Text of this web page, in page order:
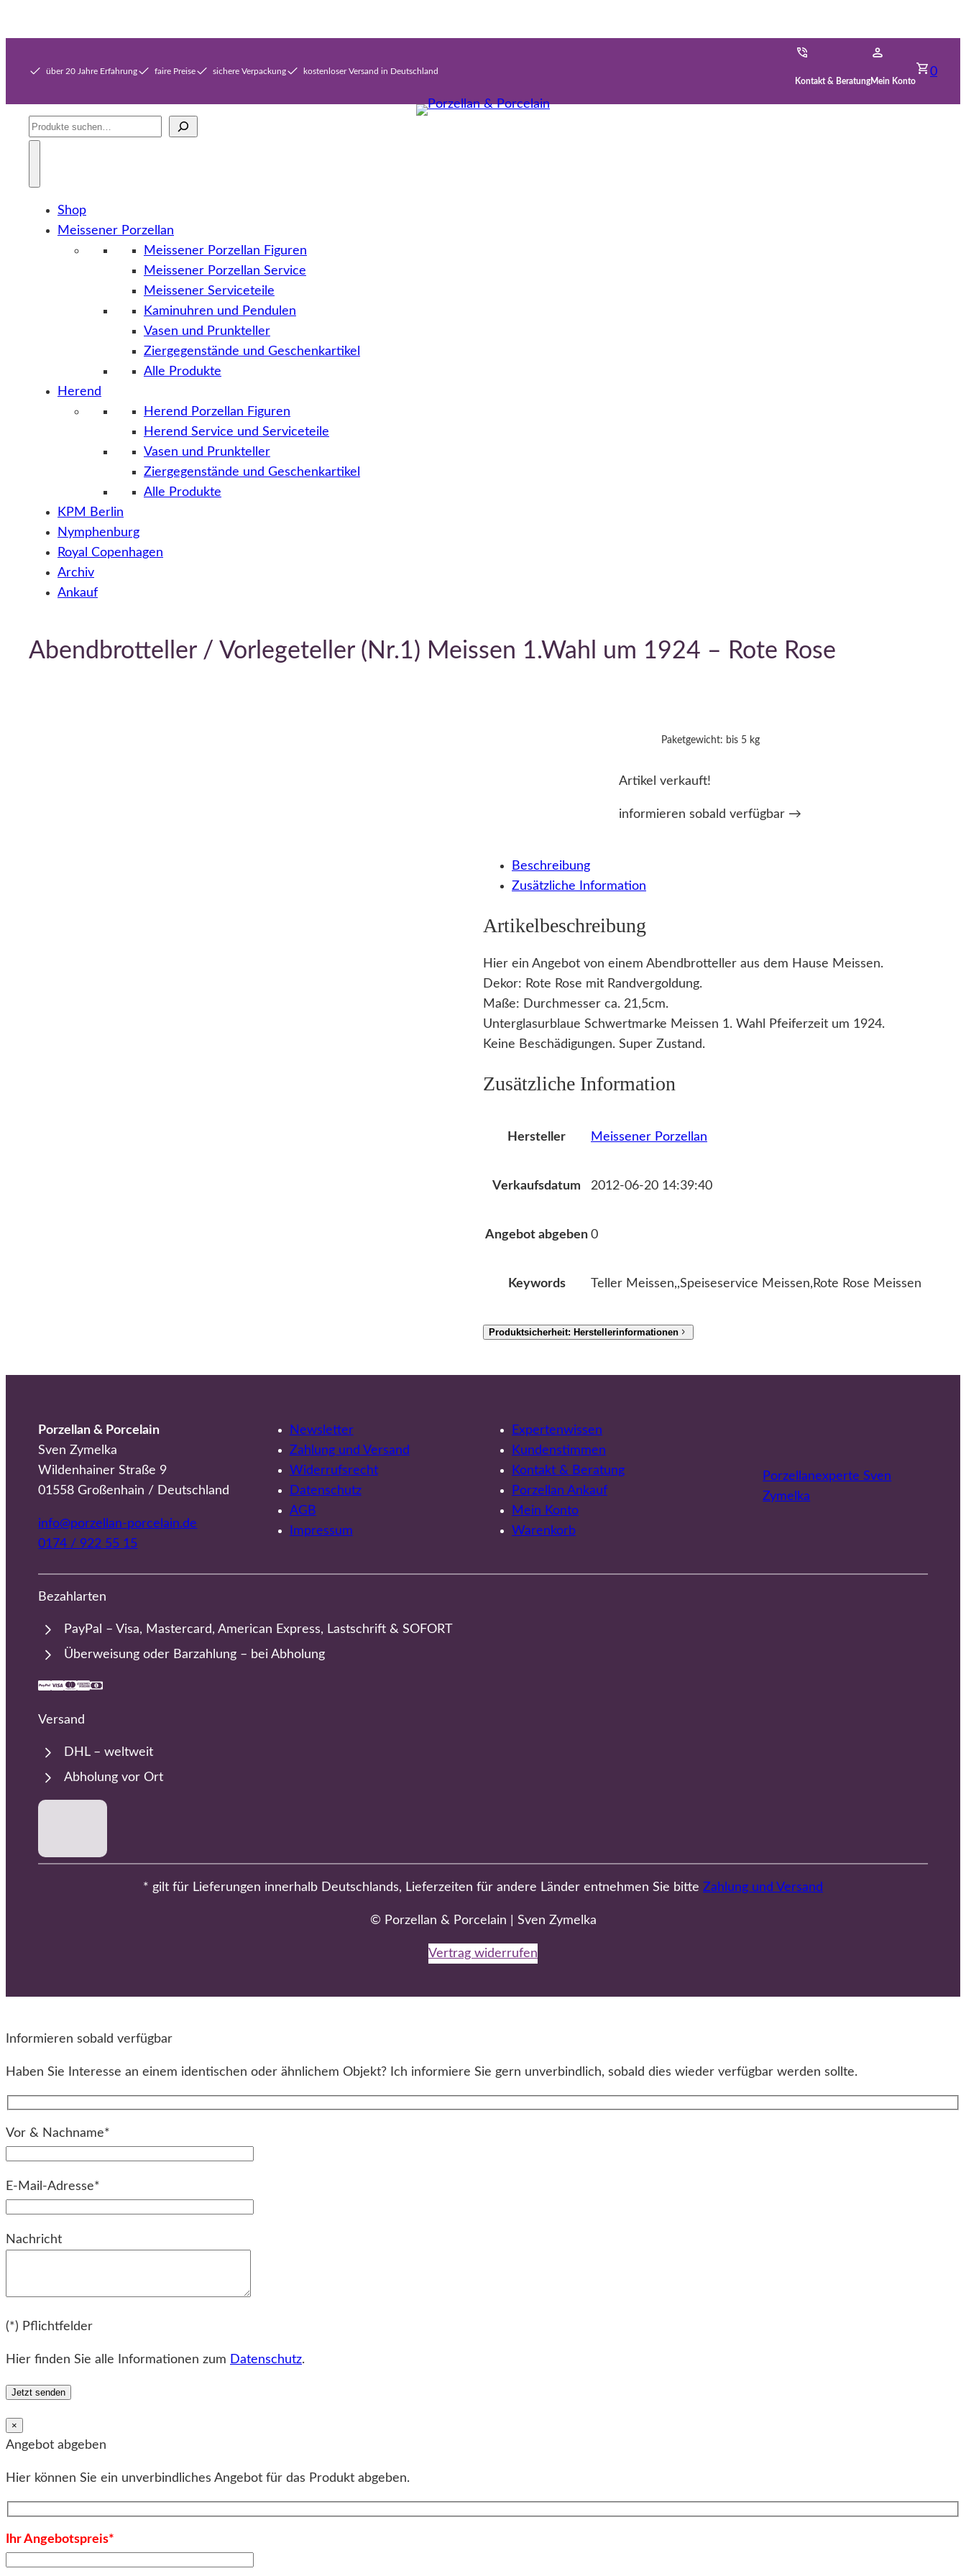
über 20 Jahre Erfahrung faire Preise sichere Verpackung
kostenloser Versand in Deutschland
Kontakt & BeratungMein Konto
0
Suche
Shop
Meissener Porzellan
Meissener Porzellan Figuren
Meissener Porzellan Service
Meissener Serviceteile
Kaminuhren und Pendulen
Vasen und Prunkteller
Ziergegenstände und Geschenkartikel
Alle Produkte
Herend
Herend Porzellan Figuren
Herend Service und Serviceteile
Vasen und Prunkteller
Ziergegenstände und Geschenkartikel
Alle Produkte
KPM Berlin
Nymphenburg
Royal Copenhagen
Archiv
Ankauf
Abendbrotteller / Vorlegeteller (Nr.1) Meissen 1.Wahl um 1924 – Rote Rose
Paketgewicht: bis 5 kg
Artikel verkauft!
informieren sobald verfügbar →
Beschreibung
Zusätzliche Information
Artikelbeschreibung
Hier ein Angebot von einem Abendbrotteller aus dem Hause Meissen.
Dekor: Rote Rose mit Randvergoldung.
Maße: Durchmesser ca. 21,5cm.
Unterglasurblaue Schwertmarke Meissen 1. Wahl Pfeiferzeit um 1924.
Keine Beschädigungen. Super Zustand.
Zusätzliche Information
Hersteller Meissener Porzellan
Verkaufsdatum 2012-06-20 14:39:40
Angebot abgeben 0
Keywords Teller Meissen,,Speiseservice Meissen,Rote Rose Meissen
Produktsicherheit: Herstellerinformationen
Porzellan & Porcelain
Sven Zymelka
Wildenhainer Straße 9
01558 Großenhain / Deutschland
info@porzellan-porcelain.de
0174 / 922 55 15
Newsletter
Zahlung und Versand
Widerrufsrecht
Datenschutz
AGB
Impressum
Expertenwissen
Kundenstimmen
Kontakt & Beratung
Porzellan Ankauf
Mein Konto
Warenkorb
Porzellanexperte Sven
Zymelka
Bezahlarten
PayPal – Visa, Mastercard, American Express, Lastschrift & SOFORT
Überweisung oder Barzahlung – bei Abholung
Versand
DHL – weltweit
Abholung vor Ort
* gilt für Lieferungen innerhalb Deutschlands, Lieferzeiten für andere Länder entnehmen Sie bitte Zahlung und Versand
© Porzellan & Porcelain | Sven Zymelka
Vertrag widerrufen
Informieren sobald verfügbar
Haben Sie Interesse an einem identischen oder ähnlichem Objekt? Ich informiere Sie gern unverbindlich, sobald dies wieder verfügbar werden sollte.
Vor & Nachname*
E-Mail-Adresse*
Nachricht
(*) Pflichtfelder
Hier finden Sie alle Informationen zum Datenschutz.
×
Angebot abgeben
Hier können Sie ein unverbindliches Angebot für das Produkt abgeben.
Ihr Angebotspreis*